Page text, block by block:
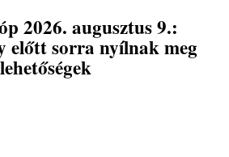
2026. augusztus 9.:
előtt sorra nyílnak meg